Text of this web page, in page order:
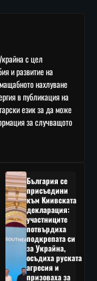
с цел
и развитие на
нахлуване
в публикация на
език за да може
за случващото
България се
присъедини
към Киивската
декларация:
участниците
потвърдиха
подкрепата си
за Украйна,
осъдиха руската
агресия и
призоваха за